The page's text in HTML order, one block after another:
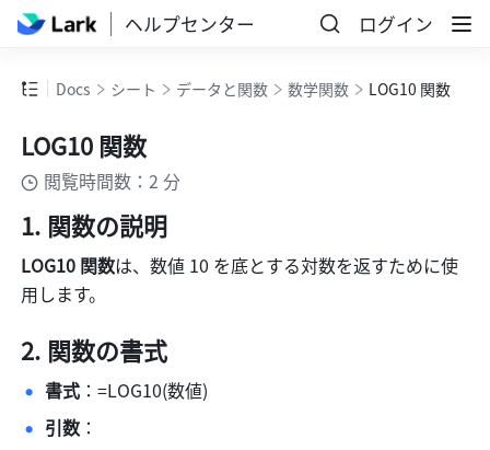
ヘルプセンター ログイン
Docs シート データと関数 数学関数 LOG10 関数
LOG10 関数
閲覧時間数：2 分
関数の説明
LOG10 関数は、数値 10 を底とする対数を返すために使
用します。
関数の書式
書式 ：=LOG10(数値)
引数 ：